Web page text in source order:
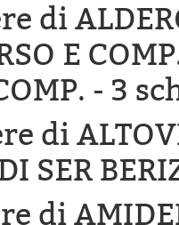
di
E
- 3
di
SER
di